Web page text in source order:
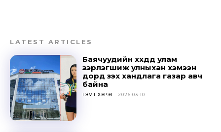
out!
Sing up for our newsletter
to stay in the loop.
SUBSCRIBE
LATEST ARTICLES
Баячуудийн хүүхдүүд улам
зэрлэгшиж улныхан хэмээн
дорд үзэх хандлага газар авч
байна
ГЭМТ ХЭРЭГ 2026-03-10